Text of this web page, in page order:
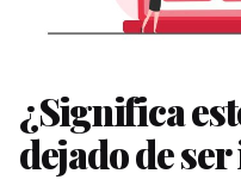
¿Significa
dejado de